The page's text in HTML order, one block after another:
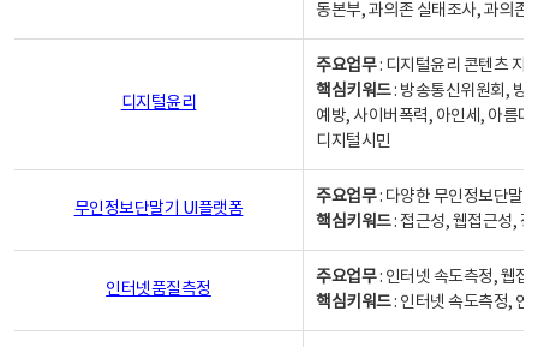
동본부, 과의존 실태조사, 과의존
디지털윤리
주요업무: 디지털윤리 콘텐츠 지
핵심키워드: 방송통신위원회, 방
예방, 사이버폭력, 아인세, 아름
디지털시민
무인정보단말기 UI플랫폼
주요업무: 다양한 무인정보단말
핵심키워드: 접근성, 웹접근성,
인터넷품질측정
주요업무: 인터넷 속도측정, 웹접
핵심키워드: 인터넷 속도측정, 인